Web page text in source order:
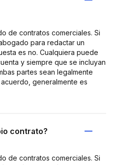
de contratos comerciales. Si
para redactar un
es no. Cualquiera puede
y siempre que se incluyan
partes sean legalmente
generalmente es
contrato?
de contratos comerciales. Si